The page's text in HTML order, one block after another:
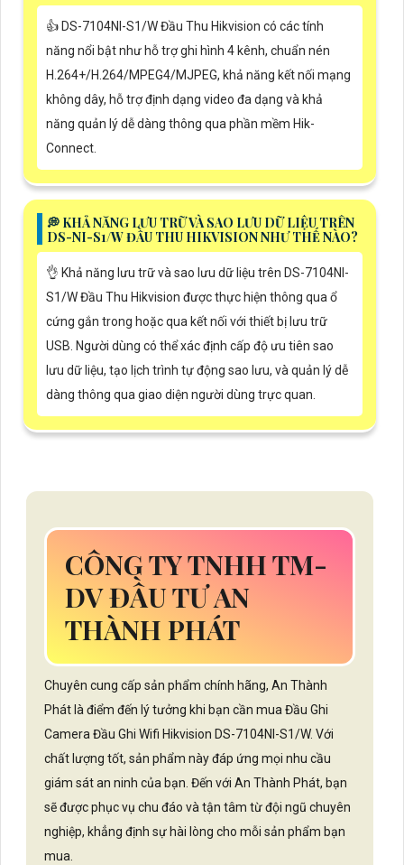
👍 DS-7104NI-S1/W Đầu Thu Hikvision có các tính
năng nổi bật như hỗ trợ ghi hình 4 kênh, chuẩn nén
H.264+/H.264/MPEG4/MJPEG, khả năng kết nối mạng
không dây, hỗ trợ định dạng video đa dạng và khả
năng quản lý dễ dàng thông qua phần mềm Hik-
Connect.
️💭 KHẢ NĂNG LƯU TRỮ VÀ SAO LƯU DỮ LIỆU TRÊN
DS-NI-S1/W ĐẦU THU HIKVISION NHƯ THẾ NÀO?
👌 Khả năng lưu trữ và sao lưu dữ liệu trên DS-7104NI-
S1/W Đầu Thu Hikvision được thực hiện thông qua ổ
cứng gắn trong hoặc qua kết nối với thiết bị lưu trữ
USB. Người dùng có thể xác định cấp độ ưu tiên sao
lưu dữ liệu, tạo lịch trình tự động sao lưu, và quản lý dễ
dàng thông qua giao diện người dùng trực quan.
CÔNG TY TNHH TM-
DV ĐẦU TƯ AN
THÀNH PHÁT
Chuyên cung cấp sản phẩm chính hãng, An Thành
Phát là điểm đến lý tưởng khi bạn cần mua Đầu Ghi
Camera Đầu Ghi Wifi Hikvision DS-7104NI-S1/W. Với
chất lượng tốt, sản phẩm này đáp ứng mọi nhu cầu
giám sát an ninh của bạn. Đến với An Thành Phát, bạn
sẽ được phục vụ chu đáo và tận tâm từ đội ngũ chuyên
nghiệp, khẳng định sự hài lòng cho mỗi sản phẩm bạn
mua.